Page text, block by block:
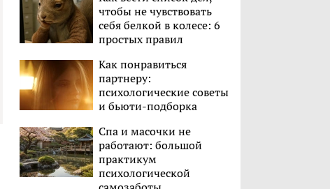
чтобы не чувствовать
себя белкой в колесе: 6
простых правил
Как понравиться
партнеру:
психологические советы
и бьюти-подборка
Спа и масочки не
работают: большой
практикум
психологической